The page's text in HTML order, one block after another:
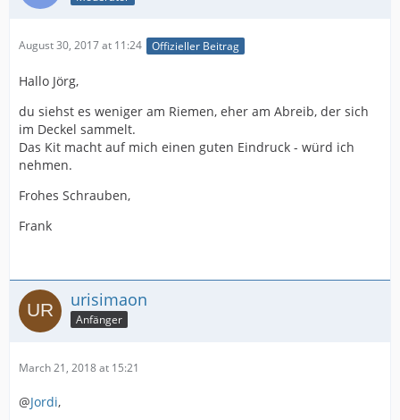
August 30, 2017 at 11:24 Offizieller Beitrag
Hallo Jörg,
du siehst es weniger am Riemen, eher am Abreib, der sich
im Deckel sammelt.
Das Kit macht auf mich einen guten Eindruck - würd ich
nehmen.
Frohes Schrauben,
Frank
urisimaon
Anfänger
March 21, 2018 at 15:21
@Jordi,